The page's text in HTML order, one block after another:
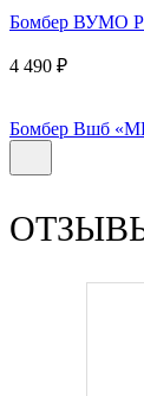
Бомбер ВУМО
4 490 ₽
Бомбер Вшб